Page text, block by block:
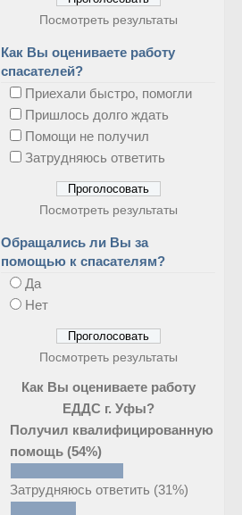
Посмотреть результаты
Как Вы оцениваете работу
спасателей?
Приехали быстро, помогли
Пришлось долго ждать
Помощи не получил
Затрудняюсь ответить
Посмотреть результаты
Обращались ли Вы за
помощью к спасателям?
Да
Нет
Посмотреть результаты
Как Вы оцениваете работу
ЕДДС г. Уфы?
Получил квалифицированную
помощь (54%)
Затрудняюсь ответить (31%)